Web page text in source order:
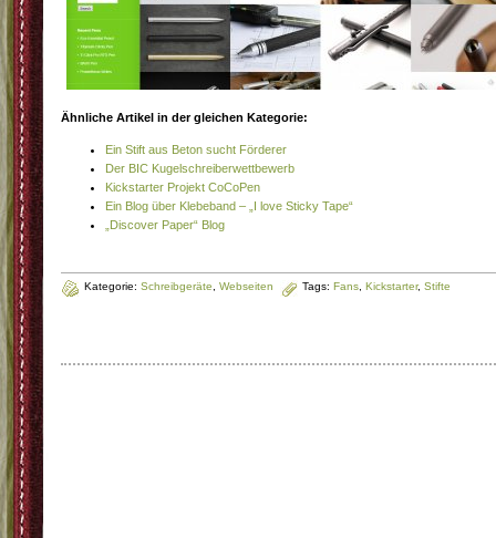
Ähnliche Artikel in der gleichen Kategorie:
Ein Stift aus Beton sucht Förderer
Der BIC Kugelschreiberwettbewerb
Kickstarter Projekt CoCoPen
Ein Blog über Klebeband – „I love Sticky Tape“
„Discover Paper“ Blog
Kategorie: Schreibgeräte Webseiten Tags: Fans Kickstarter, Stifte